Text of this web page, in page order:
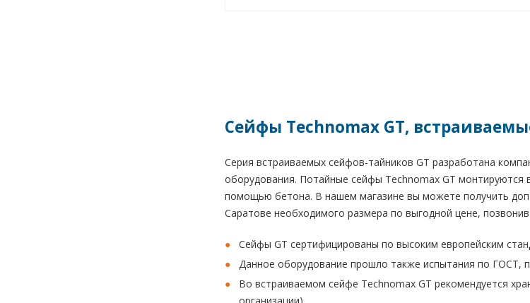
Сейфы Technomax GT,
Серия встраиваемых сейфов-тайников GT разработана
оборудования. Потайные сейфы Technomax GT монтируются
помощью бетона. В нашем магазине вы можете получить
Саратове необходимого размера по выгодной цене,
Сейфы GT сертифицированы по высоким европейским
Данное оборудование прошло также испытания по ГОСТ,
Во встраиваемом сейфе Technomax GT рекомендуется